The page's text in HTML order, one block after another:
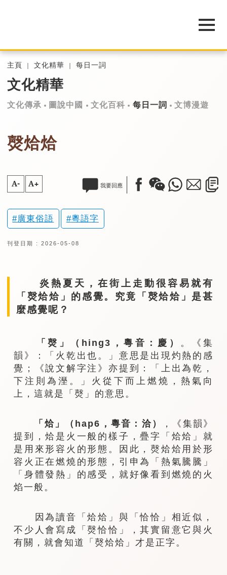
主頁 文化精華 每日一詞
文化精華
文化傳承 圖說中國 文化百科 每日一詞 文博漫遊
㷫烚烚
A- A+ 我要回應
廣東俗語 粵語字
刊登日期 : 2026-05-08
炎熱夏天，在街上走動很容易就有
「㷫烚烚」的感覺。究竟「㷫烚烚」是甚
麼感覺呢？
「㷫」（ hing3，粵音：慶） 。《集
韻》：「火乾出也。」意思是出現灼熱的感
覺；《說文解字注》亦提到：「上出為乾，
下注則為溼。」火從下而上燃燒，熱氣向
上，這就是「㷫」的意思。
「烚」（ hap6，粵音：洽）
，《集韻》
提到，烚是火一般的樣子，疊字「烚烚」就
是用來形容火的形態。因此，㷫烚烚用於形
容火正在燃燒的形態，引申為「熱氣騰騰」
「身體發熱」的感受，就好像看到燃燒的火
焰一般。
因為讀音「烚烚」與「恰恰」相近似，
不少人會寫成「㷫恰恰」，其實留意它與火
有關，就會知道「㷫烚烚」才是正字。